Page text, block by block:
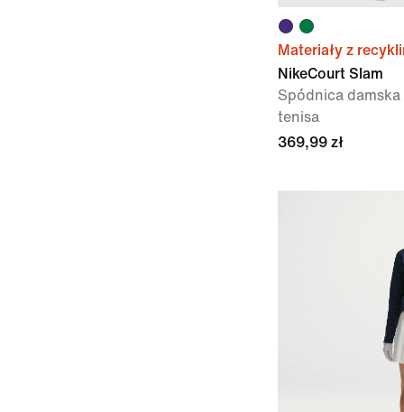
Materiały z
NikeCourt Slam
Spódnica
tenisa
369,99 zł